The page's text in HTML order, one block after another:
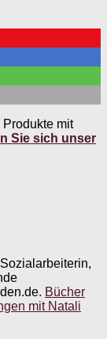
Produkte mit
Sie sich unser
Bücher
mit Natali